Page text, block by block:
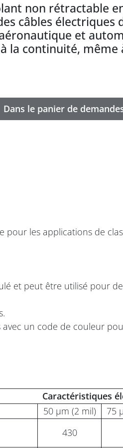
non rétractable
câbles
et
la continuité,
Dans le panier de
les applications de
et peut être utilisé pour
un code de couleur
Caractéristiques
50 µm (2 mil) 75
430